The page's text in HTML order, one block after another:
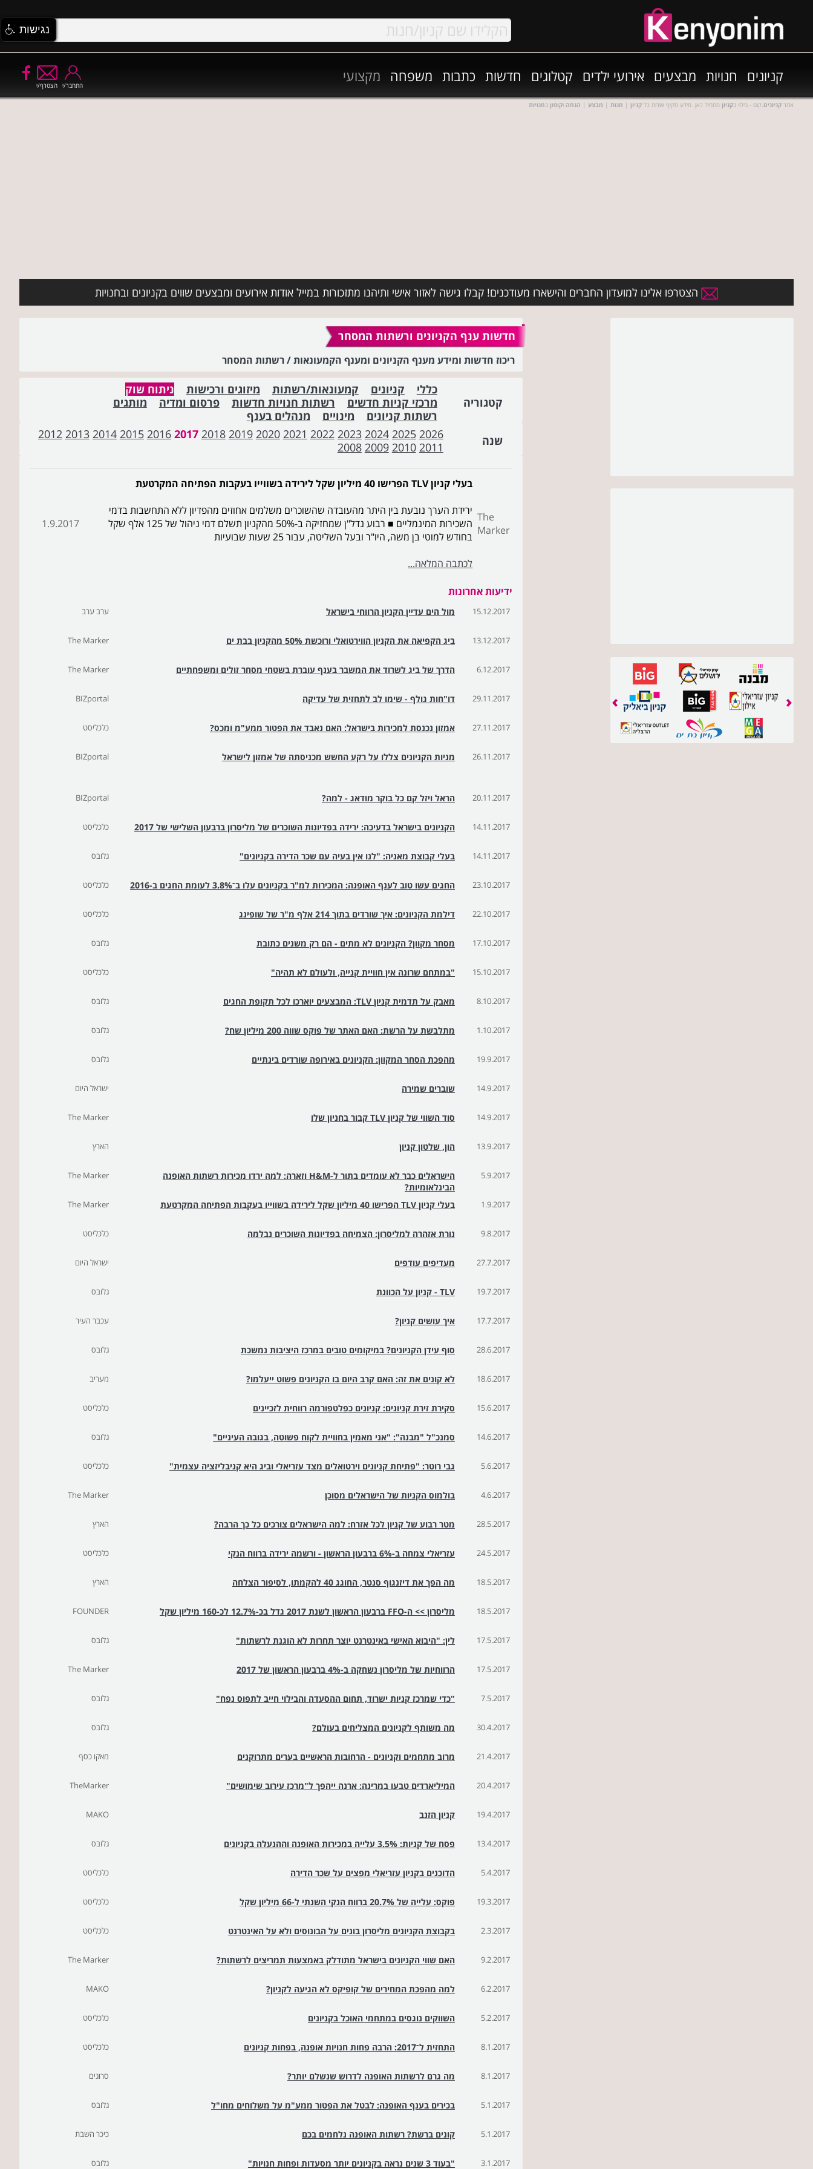
קניונים חנויות מבצעים אירועי ילדים קטלוגים חדשות כתבות משפחה מקצועי
הצטרף/י התחבר/י
אתר קניונים.קום - בילוי בקניון מתחיל כאן. מידע מקיף אודות כל קניון | חנות | מבצע | הנחה וקופון בחנויות
הצטרפו אלינו למועדון החברים והישארו מעודכנים! קבלו גישה לאזור אישי ותיהנו מתזכורות במייל אודות אירועים ומבצעים שווים בקניונים ובחנויות
חדשות ענף הקניונים ורשתות המסחר
ריכוז חדשות ומידע מענף הקניונים ומענף הקמעונאות / רשתות המסחר
קטגוריה
כללי קניונים קמעונאות/רשתות מיזוגים ורכישות
ניתוח שוק
מרכזי קניות חדשים
רשתות חנויות חדשות פרסום ומדיה
מותגים
רשתות קניונים
מינויים
מנהלים בענף
שנה
2026
2025
2024
2023
2022
2021
2020
2019
2018
2017
2016
2015
2014
2013
2012
2011
2010
2009
2008
The
Marker
בעלי קניון TLV הפרישו 40 מיליון שקל לירידה בשווייו בעקבות הפתיחה המקרטעת
ירידת הערך נובעת בין היתר מהעובדה שהשוכרים משלמים אחוזים מהפדיון ללא התחשבות בדמי
השכירות המינמליים ■ רבוע נדל"ן שמחזיקה ב-50% מהקניון תשלם דמי ניהול של 125 אלף שקל
בחודש למוטי בן משה, היו"ר ובעל השליטה, עבור 25 שעות שבועיות
לכתבה המלאה...
1.9.2017
ידיעות אחרונות
15.12.2017 מול הים עדיין הקניון הרווחי בישראל ערב ערב
13.12.2017 ביג הקפיאה את הקניון הווירטואלי ורוכשת 50% מהקניון בבת ים The Marker
6.12.2017 הדרך של ביג לשרוד את המשבר בענף עוברת בשטחי מסחר זולים ומשפחתיים The Marker
29.11.2017 דו"חות גולף - שימו לב לתחזית של עדיקה BIZportal
27.11.2017 אמזון נכנסת למכירות בישראל: האם נאבד את הפטור ממע"מ ומכס? כלכליסט
26.11.2017 מניות הקניונים צללו על רקע החשש מכניסתה של אמזון לישראל BIZportal
20.11.2017 הראל ויזל קם כל בוקר מודאג - למה? BIZportal
14.11.2017 הקניונים בישראל בדעיכה: ירידה בפדיונות השוכרים של מליסרון ברבעון השלישי של 2017 כלכליסט
14.11.2017 בעלי קבוצת מאניה: "לנו אין בעיה עם שכר הדירה בקניונים" גלובס
23.10.2017 החגים עשו טוב לענף האופנה: המכירות למ"ר בקניונים עלו ב־3.8% לעומת החגים ב-2016 כלכליסט
22.10.2017 דילמת הקניונים: איך שורדים בתוך 214 אלף מ"ר של שופינג כלכליסט
17.10.2017 מסחר מקוון? הקניונים לא מתים - הם רק משנים כתובת גלובס
15.10.2017 "במתחם שרונה אין חוויית קנייה, ולעולם לא תהיה" כלכליסט
8.10.2017 מאבק על תדמית קניון TLV: המבצעים יוארכו לכל תקופת החגים גלובס
1.10.2017 מתלבשת על הרשת: האם האתר של פוקס שווה 200 מיליון שח? גלובס
19.9.2017 מהפכת הסחר המקוון: הקניונים באירופה שורדים בינתיים גלובס
14.9.2017 שוברים שמירה ישראל היום
14.9.2017 סוד השווי של קניון TLV קבור בחניון שלו The Marker
13.9.2017 הון, שלטון קניון הארץ
5.9.2017
הישראלים כבר לא עומדים בתור ל-H&M וזארה: למה ירדו מכירות רשתות האופנה
הבינלאומיות?
The Marker
1.9.2017 בעלי קניון TLV הפרישו 40 מיליון שקל לירידה בשווייו בעקבות הפתיחה המקרטעת The Marker
9.8.2017 נורת אזהרה למליסרון: הצמיחה בפדיונות השוכרים נבלמה כלכליסט
27.7.2017 מעדיפים עודפים ישראל היום
19.7.2017 TLV - קניון על הכוונת גלובס
17.7.2017 איך עושים קניון? עכבר העיר
28.6.2017 סוף עידן הקניונים? במיקומים טובים במרכז היציבות נמשכת גלובס
18.6.2017 לא קונים את זה: האם קרב היום בו הקניונים פשוט ייעלמו? מעריב
15.6.2017 סקירת זירת קניונים: קניונים כפלטפורמה רווחית לזכיינים כלכליסט
14.6.2017 סמנכ"ל "מבנה": "אני מאמין בחוויית לקוח פשוטה, בגובה העיניים" גלובס
5.6.2017 גבי רוטר: "פתיחת קניונים וירטואלים מצד עזריאלי וביג היא קניבליזציה עצמית" כלכליסט
4.6.2017 בולמוס הקניות של הישראלים מסוכן The Marker
28.5.2017 מטר רבוע של קניון לכל אזרח: למה הישראלים צורכים כל כך הרבה? הארץ
24.5.2017 עזריאלי צמחה ב-6% ברבעון הראשון - ורשמה ירידה ברווח הנקי כלכליסט
18.5.2017 מה הפך את דיזנגוף סנטר, החוגג 40 להקמתו, לסיפור הצלחה הארץ
18.5.2017 מליסרון >> ה-FFO ברבעון הראשון לשנת 2017 גדל בכ-12.7% לכ-160 מיליון שקל FOUNDER
17.5.2017 לין: "היבוא האישי באינטרנט יוצר תחרות לא הוגנת לרשתות" גלובס
17.5.2017 הרווחיות של מליסרון נשחקה ב-4% ברבעון הראשון של 2017 The Marker
7.5.2017 "כדי שמרכז קניות ישרוד, תחום ההסעדה והבילוי חייב לתפוס נפח" גלובס
30.4.2017 מה משותף לקניונים המצליחים בעולם? גלובס
21.4.2017 מרוב מתחמים וקניונים - הרחובות הראשיים בערים מתרוקנים מאקו כסף
20.4.2017 המיליארדים טבעו במרינה: ארנה ייהפך ל"מרכז עירוב שימושים" TheMarker
19.4.2017 קניון הזנב MAKO
13.4.2017 פסח של קניות: 3.5% עלייה במכירות האופנה וההנעלה בקניונים גלובס
5.4.2017 הדוכנים בקניון עזריאלי מפצים על שכר הדירה כלכליסט
19.3.2017 פוקס: עלייה של 20.7% ברווח הנקי השנתי ל-66 מיליון שקל כלכליסט
2.3.2017 בקבוצת הקניונים מליסרון בונים על הבונוסים ולא על האינטרנט כלכליסט
9.2.2017 האם שווי הקניונים בישראל מתודלק באמצעות תמריצים לרשתות? The Marker
6.2.2017 למה מהפכת המחירים של קופיקס לא הגיעה לקניון? MAKO
5.2.2017 השווקים נוגסים במתחמי האוכל בקניונים כלכליסט
8.1.2017 התחזית ל־2017: הרבה פחות חנויות אופנה, בפחות קניונים כלכליסט
8.1.2017 מה גרם לרשתות האופנה לדרוש שנשלם יותר? סרוגים
5.1.2017 בכירים בענף האופנה: לבטל את הפטור ממע"מ על משלוחים מחו"ל גלובס
5.1.2017 קונים ברשת? רשתות האופנה נלחמים בכם כיכר השבת
3.1.2017 "בעוד 3 שנים נראה בקניונים יותר מסעדות ופחות חנויות" גלובס
נגישות